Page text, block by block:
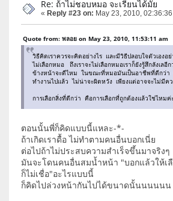
Re: ถ้าไม่ชอบหมอ จะเรียนได้มั๊ย
« Reply #23 on: May 23, 2010,
Quote from: พลอย on May 23, 2010, 11:53:11 am
วิธีคิดเราควรจะคิดอย่างไร และมีวิธีปลอบใจตัวเองอย่
ไม่เลือกหมอ ถึงเราจะไม่เลือกหมอเราก็ยังรู้สึกลังเลอี
ข้างหน้าจะดีไหม ในขณะที่หมอมันเป็นอาชีพที่ดีกว่า
ทำงานไปแล้ว ไม่น่าจะผิดหวัง เพียงแต่อาจจะไม่มีค
การเลือกสิ่งที่ดีกว่า คือการเลือกที่ถูกต้องแล้วใช่ไหมค่
ตอนนั้นพี่ก็คิดแบบนี้แหละ-*-
ถ้าเกิดเราดื้อ ไม่ทำตามคนอื่นบอกเนี่ย
ต่อไปถ้าไม่ประสบความสำเร็จขึ้นมาจริงๆ
มันจะโดนคนอื่นสมน้ำหน้า "บอกแล้วให้เ
ก็ไม่เชื่อ"อะไรแบบนี้
ก็คิดไปล่วงหน้ากันไปได้ขนาดนั้นนนนนน